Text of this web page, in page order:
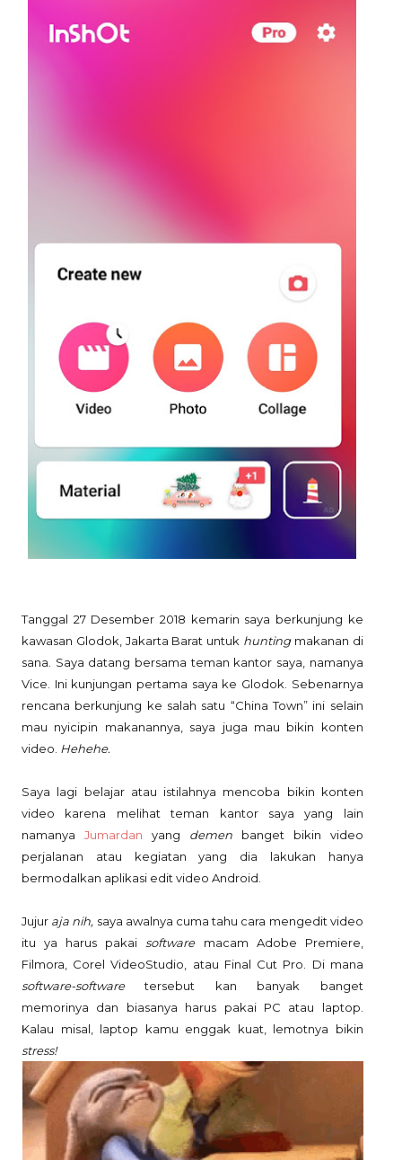
Tanggal 27 Desember 2018 kemarin saya berkunjung ke
kawasan Glodok, Jakarta Barat untuk hunting makanan di
sana. Saya datang bersama teman kantor saya, namanya
Vice. Ini kunjungan pertama saya ke Glodok. Sebenarnya
rencana berkunjung ke salah satu “China Town” ini selain
mau nyicipin makanannya, saya juga mau bikin konten
video. Hehehe.
Saya lagi belajar atau istilahnya mencoba bikin konten
video karena melihat teman kantor saya yang lain
namanya Jumardan yang demen banget bikin video
perjalanan atau kegiatan yang dia lakukan hanya
bermodalkan aplikasi edit video Android.
Jujur aja nih, saya awalnya cuma tahu cara mengedit video
itu ya harus pakai softwaremacam Adobe Premiere,
Filmora, Corel VideoStudio, atau Final Cut Pro. Di mana
software-softwaretersebut kan banyak banget
memorinya dan biasanya harus pakai PC atau laptop.
Kalau misal, laptop kamu enggak kuat, lemotnya bikin
stress!